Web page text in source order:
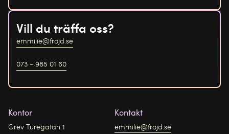
Vill du träffa oss?
emmilie@frojd.se
073 - 985 01 60
Kontor
Grev Turegatan 1
Kontakt
emmilie@frojd.se